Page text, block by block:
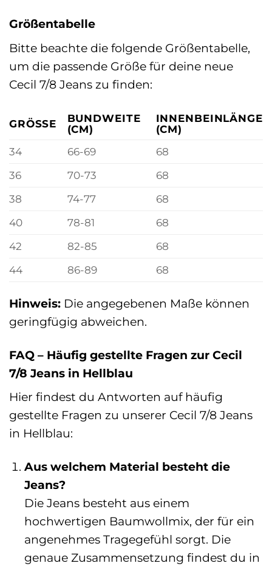
Größentabelle
Bitte beachte die folgende Größentabelle,
um die passende Größe für deine neue
Cecil 7/8 Jeans zu finden:
GRÖSSE
BUNDWEITE
(CM)
INNENBEINLÄNGE
(CM)
34
66-69
68
36
70-73
68
38
74-77
68
40
78-81
68
42
82-85
68
44
86-89 68
Hinweis: Die angegebenen Maße können
geringfügig abweichen.
FAQ – Häufig gestellte Fragen zur Cecil
7/8 Jeans in Hellblau
Hier findest du Antworten auf häufig
gestellte Fragen zu unserer Cecil 7/8 Jeans
in Hellblau:
Aus welchem Material besteht die
Jeans?
Die Jeans besteht aus einem
hochwertigen Baumwollmix, der für ein
angenehmes Tragegefühl sorgt. Die
genaue Zusammensetzung findest du in